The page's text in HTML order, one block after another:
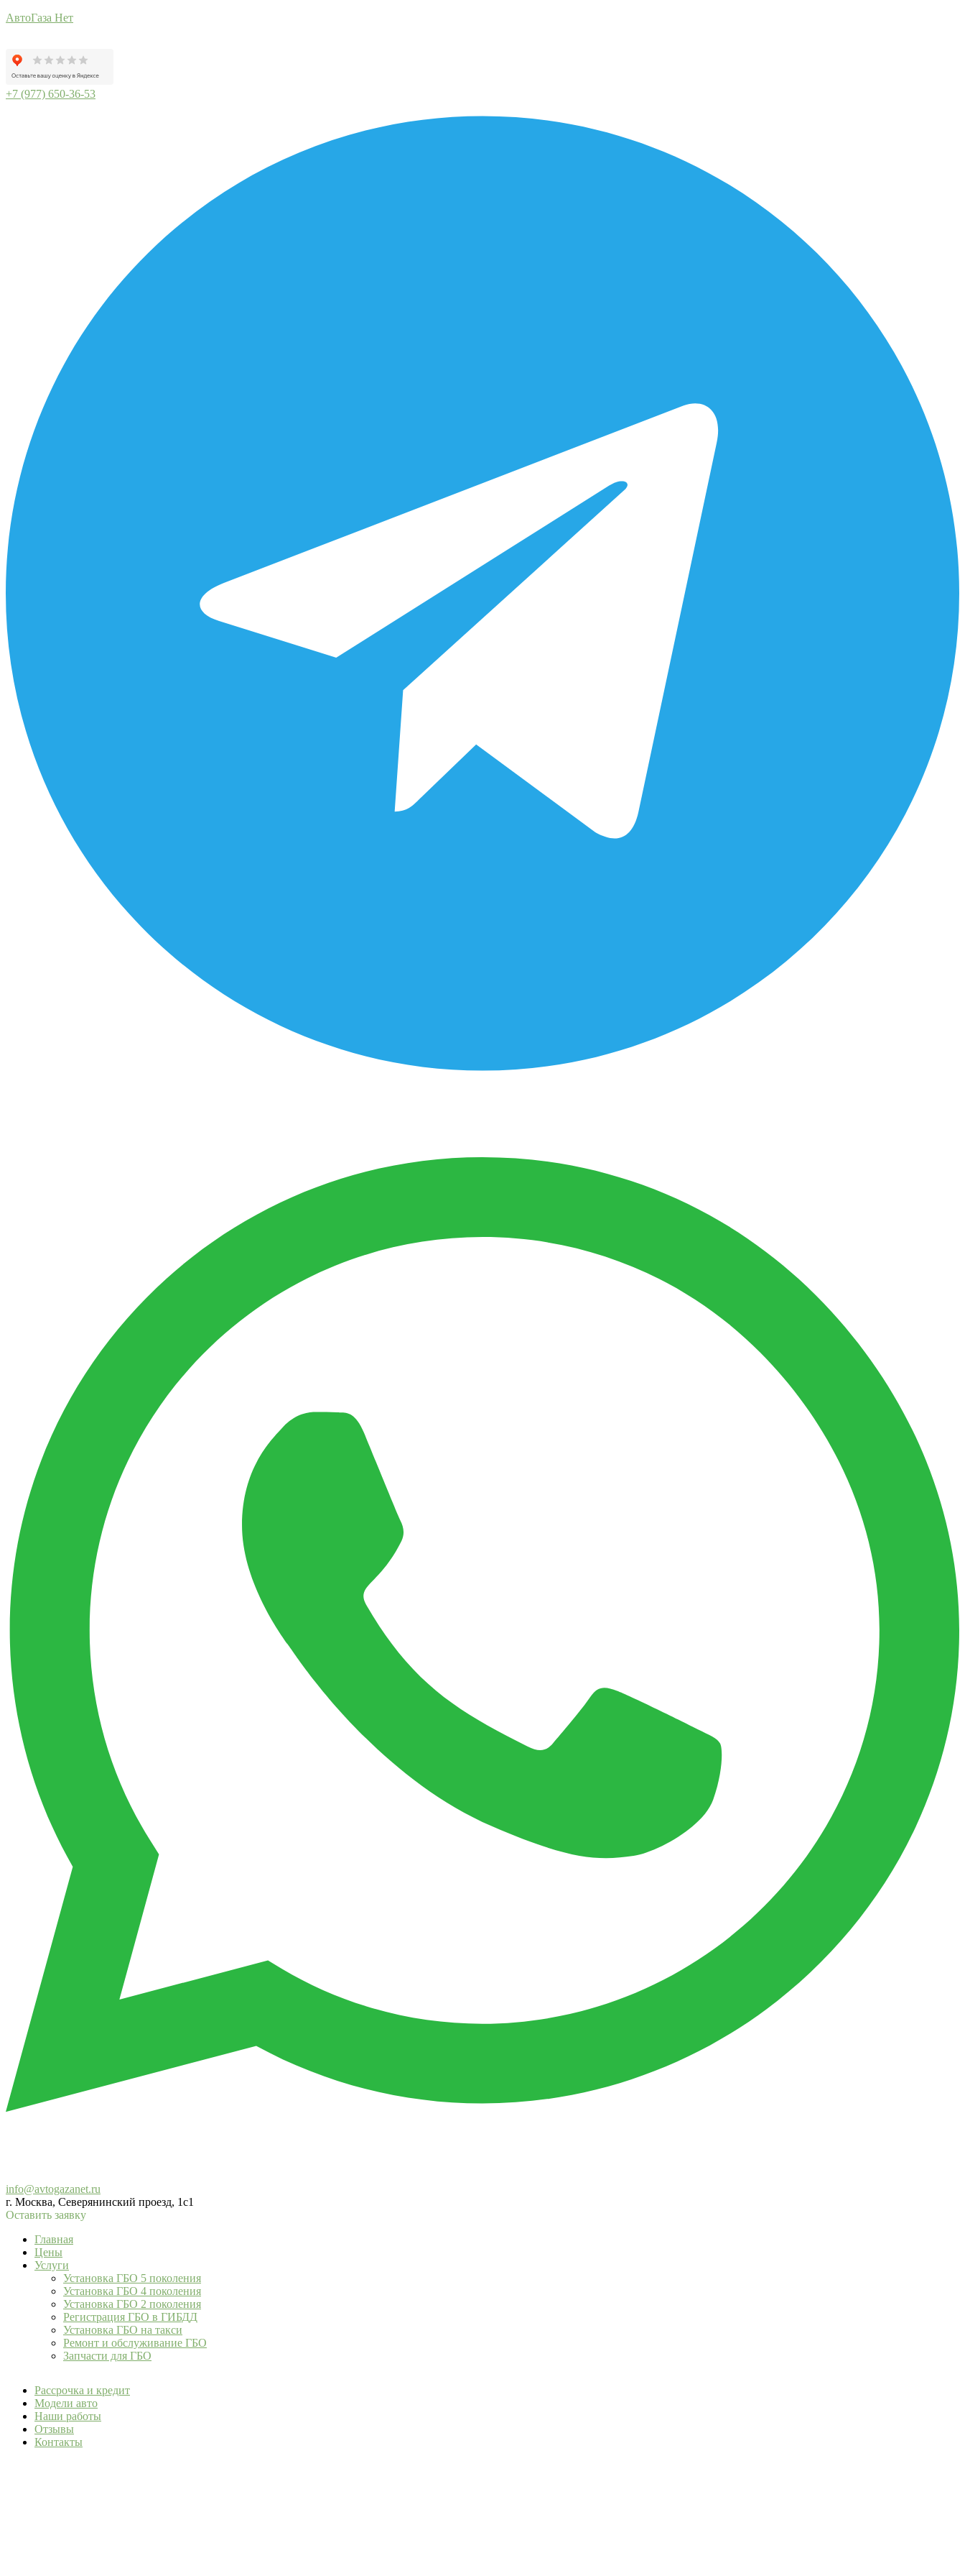
АвтоГаза Нет
+7 (977) 650-36-53
info@avtogazanet.ru
г. Москва, Северянинский проезд, 1с1
Оставить заявку
Главная
Цены
Услуги
Установка ГБО 5 поколения
Установка ГБО 4 поколения
Установка ГБО 2 поколения
Регистрация ГБО в ГИБДД
Установка ГБО на такси
Ремонт и обслуживание ГБО
Запчасти для ГБО
Рассрочка и кредит
Модели авто
Наши работы
Отзывы
Контакты